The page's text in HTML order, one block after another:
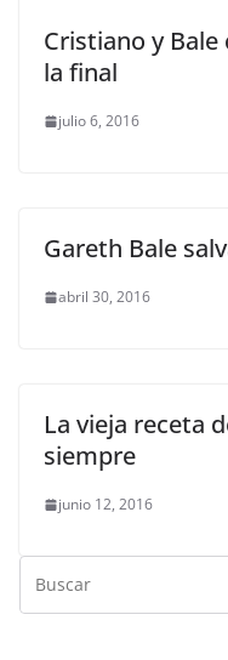
Cristiano y Bale
la final
julio 6, 2016
Gareth Bale
abril 30, 2016
La vieja receta
siempre
junio 12, 2016